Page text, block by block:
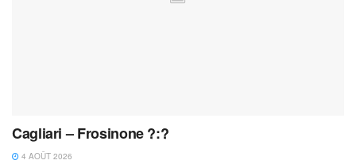
Cagliari – Frosinone ?:?
4 AOÛT 2026